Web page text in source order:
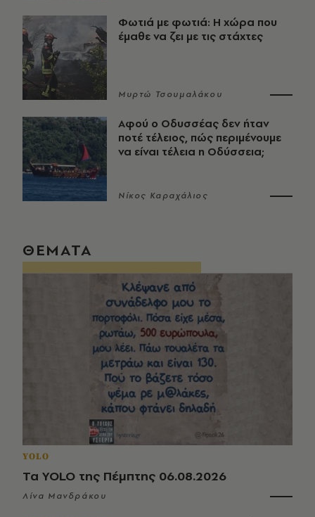
Φωτιά με φωτιά: Η χώρα που
έμαθε να ζει με τις στάχτες
Μυρτώ Τσουμαλάκου
Αφού ο Οδυσσέας δεν ήταν
ποτέ τέλειος, πώς περιμένουμε
να είναι τέλεια η Οδύσσεια;
Νίκος Καραχάλιος
ΘΕΜΑΤΑ
YOLO
Τα YOLO της Πέμπτης 06.08.2026
Λίνα Μανδράκου